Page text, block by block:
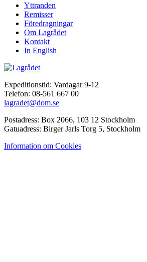
Yttranden
Remisser
Föredragningar
Om Lagrådet
Kontakt
In English
Expeditionstid: Vardagar 9-12
Telefon: 08-561 667 00
lagradet@dom.se
Postadress: Box 2066, 103 12 Stockholm
Gatuadress: Birger Jarls Torg 5, Stockholm
Information om Cookies